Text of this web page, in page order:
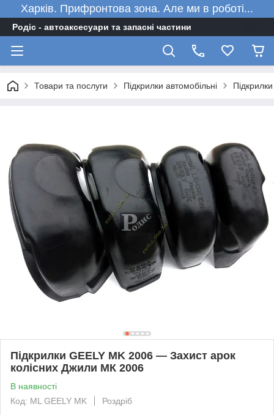
Харків. Прифронтова зона. Але ми в роботі...
Родіс - автоаксесуари та запасні частини
Товари та послуги Підкрилки автомобільні
Підкрилки GEELY MK 2006 — Захист арок
колісних Джили МК 2006
В наявності
Код: ML GEELY MK
Роздріб